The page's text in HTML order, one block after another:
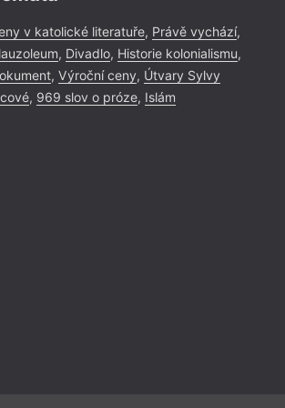
v katolické literatuře, Právě vychází,
, Divadlo, Historie kolonialismu,
, Výroční ceny, Útvary Sylvy
, 969 slov o próze, Islám